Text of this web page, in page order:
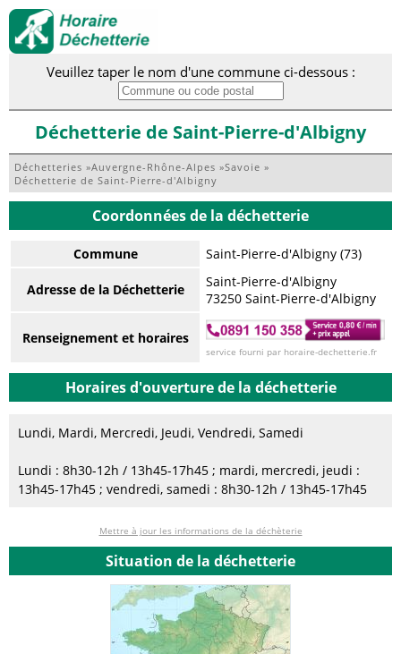
Veuillez taper le nom d'une commune ci-dessous :
Déchetterie de Saint-Pierre-d'Albigny
Déchetteries »Auvergne-Rhône-Alpes »Savoie »
Déchetterie de Saint-Pierre-d'Albigny
Coordonnées de la déchetterie
Commune Saint-Pierre-d'Albigny (73)
Adresse de la Déchetterie
Saint-Pierre-d'Albigny
73250 Saint-Pierre-d'Albigny
Renseignement et horaires
service fourni par horaire-dechetterie.fr
Horaires d'ouverture de la déchetterie
Lundi, Mardi, Mercredi, Jeudi, Vendredi, Samedi
Lundi : 8h30-12h / 13h45-17h45 ; mardi, mercredi, jeudi :
13h45-17h45 ; vendredi, samedi : 8h30-12h / 13h45-17h45
Mettre à jour les informations de la déchèterie
Situation de la déchetterie